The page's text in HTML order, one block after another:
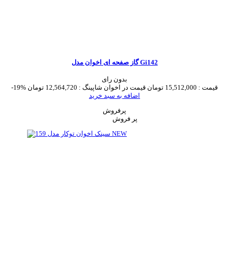
گاز صفحه ای اخوان مدل Gi142
بدون رای
-19%
قیمت : 15,512,000 تومان قیمت در اخوان شاپینگ : 12,564,720 تومان
اضافه به سبد خرید
پرفروش